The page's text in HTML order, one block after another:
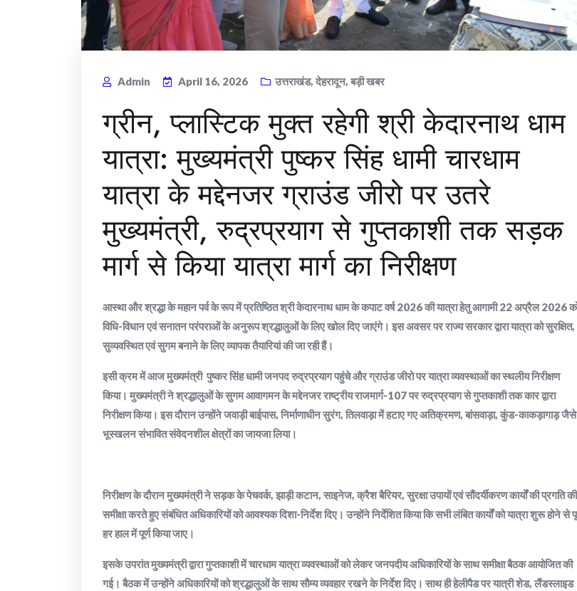
Admin April 16, 2026 उत्तराखंड, देहरादून, बड़ी खबर
ग्रीन, प्लास्टिक मुक्त रहेगी श्री केदारनाथ धाम
यात्रा: मुख्यमंत्री पुष्कर सिंह धामी चारधाम
यात्रा के मद्देनजर ग्राउंड जीरो पर उतरे
मुख्यमंत्री, रुद्रप्रयाग से गुप्तकाशी तक सड़क
मार्ग से किया यात्रा मार्ग का निरीक्षण
आस्था और श्रद्धा के महान पर्व के रूप में प्रतिष्ठित श्री केदारनाथ धाम के कपाट वर्ष 2026 की यात्रा हेतु आगामी 22 अप्रैल 2026
विधि-विधान एवं सनातन परंपराओं के अनुरूप श्रद्धालुओं के लिए खोल दिए जाएंगे। इस अवसर पर राज्य सरकार द्वारा यात्रा को सुरक्षित,
सुव्यवस्थित एवं सुगम बनाने के लिए व्यापक तैयारियां की जा रही हैं।
इसी क्रम में आज मुख्यमंत्री पुष्कर सिंह धामी जनपद रुद्रप्रयाग पहुंचे और ग्राउंड जीरो पर यात्रा व्यवस्थाओं का स्थलीय निरीक्षण
किया। मुख्यमंत्री ने श्रद्धालुओं के सुगम आवागमन के मद्देनजर राष्ट्रीय राजमार्ग-107 पर रुद्रप्रयाग से गुप्तकाशी तक कार द्वारा
निरीक्षण किया। इस दौरान उन्होंने जवाड़ी बाईपास, निर्माणाधीन सुरंग, तिलवाड़ा में हटाए गए अतिक्रमण, बांसवाड़ा, कुंड-काकड़ागाड़ जैसे
भूस्खलन संभावित संवेदनशील क्षेत्रों का जायजा लिया।
निरीक्षण के दौरान मुख्यमंत्री ने सड़क के पेचवर्क, झाड़ी कटान, साइनेज, क्रैश बैरियर, सुरक्षा उपायों एवं सौंदर्यीकरण कार्यों की प्रगति की
समीक्षा करते हुए संबंधित अधिकारियों को आवश्यक दिशा-निर्देश दिए। उन्होंने निर्देशित किया कि सभी लंबित कार्यों को यात्रा शुरू होने से
हर हाल में पूर्ण किया जाए।
इसके उपरांत मुख्यमंत्री द्वारा गुप्तकाशी में चारधाम यात्रा व्यवस्थाओं को लेकर जनपदीय अधिकारियों के साथ समीक्षा बैठक आयोजित की
गई। बैठक में उन्होंने अधिकारियों को श्रद्धालुओं के साथ सौम्य व्यवहार रखने के निर्देश दिए। साथ ही हेलीपैड पर यात्री शेड, लैंडस्लाइड